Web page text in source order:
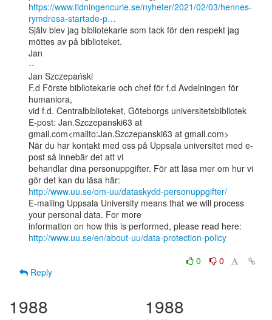
https://www.tidningencurie.se/nyheter/2021/02/03/hennes-
rymdresa-startade-p…
Själv blev jag bibliotekarie som tack för den respekt jag
möttes av på biblioteket.
Jan
--
Jan Szczepański
F.d Förste bibliotekarie och chef för f.d Avdelningen för
humaniora,
vid f.d. Centralbiblioteket, Göteborgs universitetsbibliotek
E-post: Jan.Szczepanski63 at
gmail.com<mailto:Jan.Szczepanski63 at gmail.com>
När du har kontakt med oss på Uppsala universitet med e-
post så innebär det att vi
behandlar dina personuppgifter. För att läsa mer om hur vi
http://www.uu.se/om-uu/dataskydd-personuppgifter/
E-mailing Uppsala University means that we will process
your personal data. For more
http://www.uu.se/en/about-uu/data-protection-policy
0
0
Reply
1988 1988